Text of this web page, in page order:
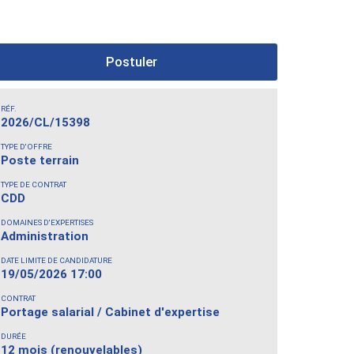
Postuler
RÉF.
2026/CL/15398
TYPE D'OFFRE
Poste terrain
TYPE DE CONTRAT
CDD
DOMAINES D'EXPERTISES
Administration
DATE LIMITE DE CANDIDATURE
19/05/2026 17:00
CONTRAT
Portage salarial / Cabinet d'expertise
DURÉE
12 mois (renouvelables)